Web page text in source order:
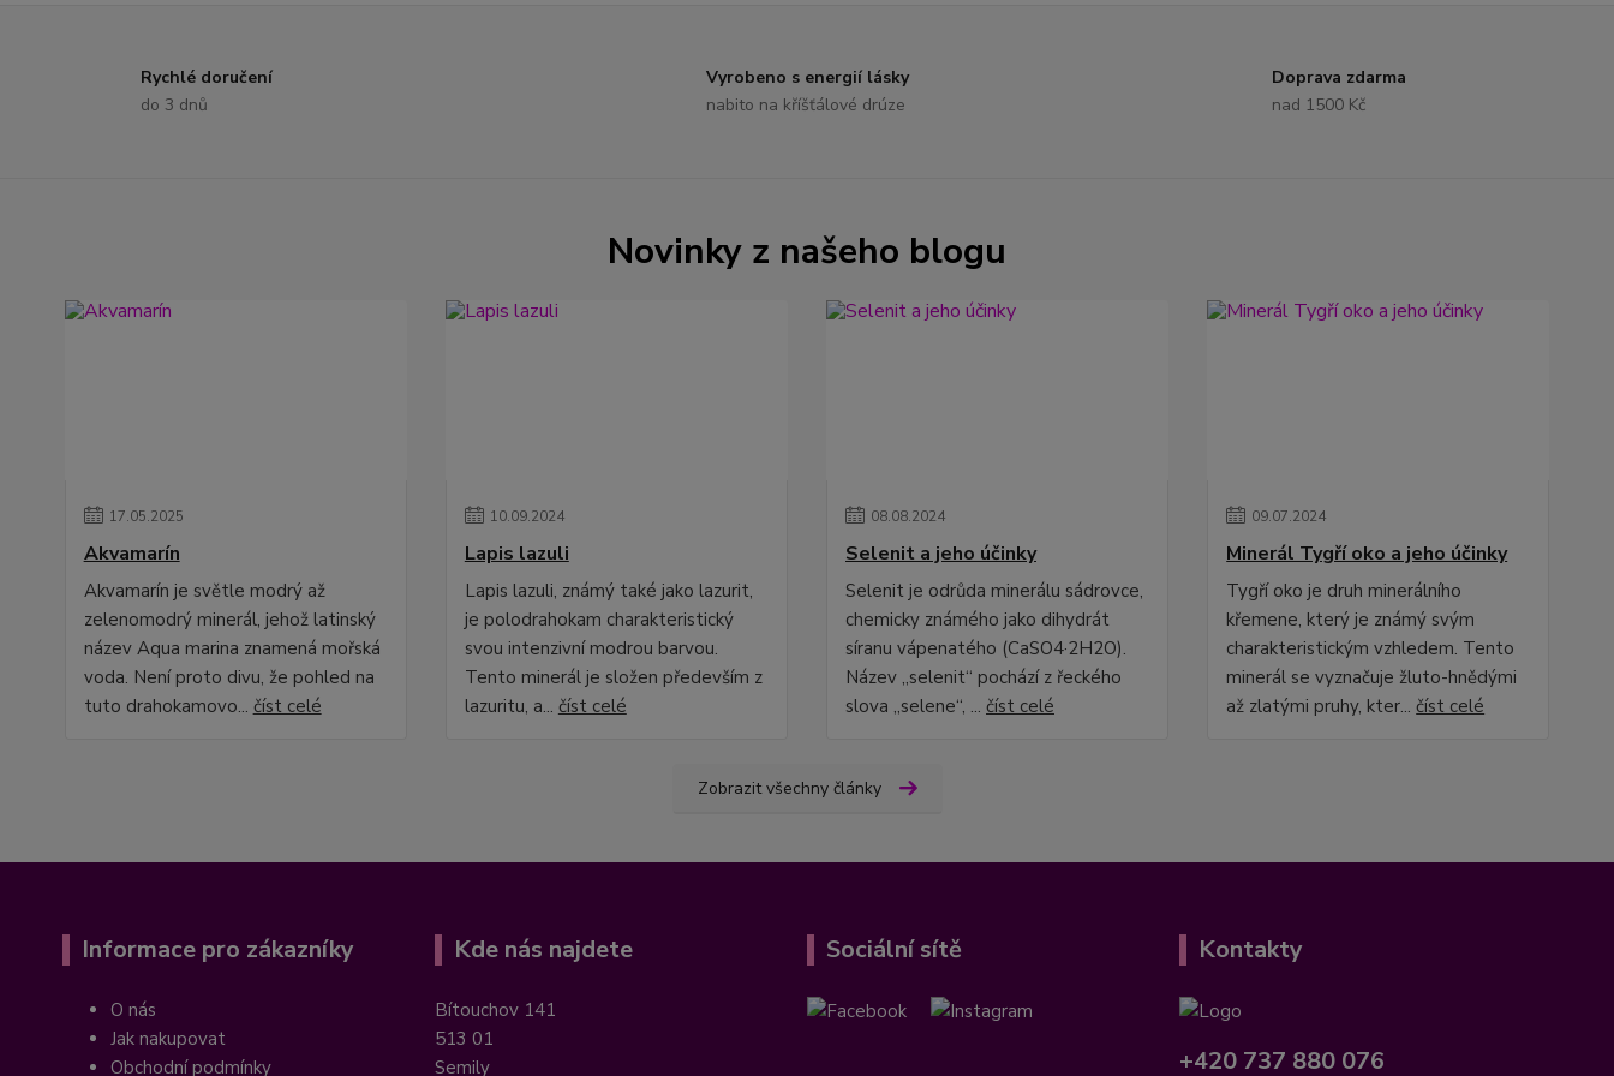
Rychlé doručení
do 3 dnů
Vyrobeno s energií lásky
nabito na kříšťálové drúze
Doprava zdarma
nad 1500 Kč
Novinky z našeho blogu
17.05.2025
Akvamarín
Akvamarín je světle modrý až
zelenomodrý minerál, jehož latinský
název Aqua marina znamená mořská
voda. Není proto divu, že pohled na
tuto drahokamovo... číst celé
10.09.2024
Lapis lazuli
Lapis lazuli, známý také jako lazurit,
je polodrahokam charakteristický
svou intenzivní modrou barvou.
Tento minerál je složen především z
lazuritu, a... číst celé
08.08.2024
Selenit a jeho účinky
Selenit je odrůda minerálu sádrovce,
chemicky známého jako dihydrát
síranu vápenatého (CaSO4·2H2O).
Název „selenit“ pochází z řeckého
slova „selene“, ... číst celé
09.07.2024
Minerál Tygří oko a jeho účinky
Tygří oko je druh minerálního
křemene, který je známý svým
charakteristickým vzhledem. Tento
minerál se vyznačuje žluto-hnědými
až zlatými pruhy, kter...číst celé
Zobrazit všechny články
Informace pro zákazníky
O nás
Jak nakupovat
Obchodní podmínky
Kde nás najdete
Bítouchov 141
513 01
Semily
Sociální sítě Kontakty
+420 737 880 076